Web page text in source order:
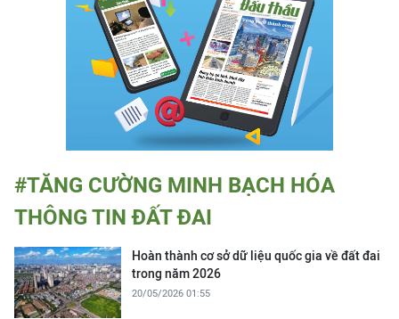
#TĂNG CƯỜNG MINH BẠCH HÓA
THÔNG TIN ĐẤT ĐAI
Hoàn thành cơ sở dữ liệu quốc gia về đất đai
trong năm 2026
20/05/2026 01:55